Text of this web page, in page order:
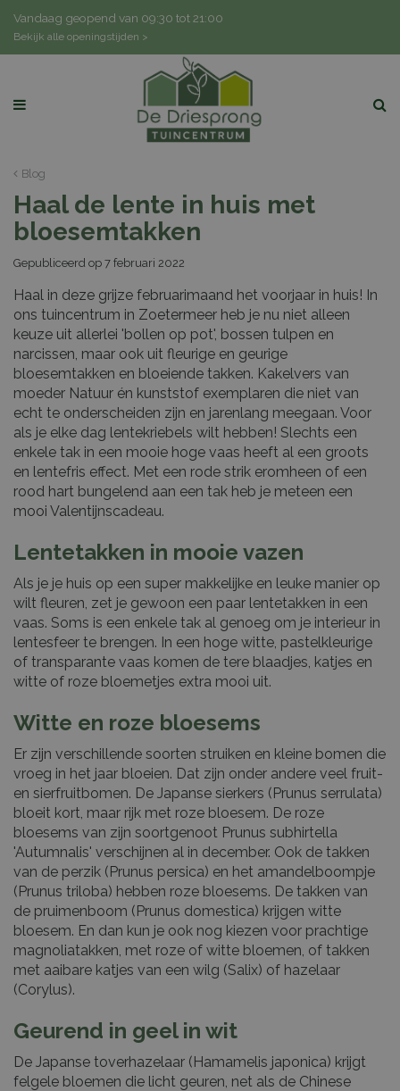
Blog
Vandaag geopend van 09:30 tot21:00
Bekijk alle openingstijden >
Haal de lente in huis met
bloesemtakken
Gepubliceerd op 7 februari 2022
Haal in deze grijze februarimaand het voorjaar in huis! In
ons tuincentrum in Zoetermeer heb je nu niet alleen
keuze uit allerlei 'bollen op pot', bossen tulpen en
narcissen, maar ook uit fleurige en geurige
bloesemtakken en bloeiende takken. Kakelvers van
moeder Natuur én kunststof exemplaren die niet van
echt te onderscheiden zijn en jarenlang meegaan. Voor
als je elke dag lentekriebels wilt hebben! Slechts een
enkele tak in een mooie hoge vaas heeft al een groots
en lentefris effect. Met een rode strik eromheen of een
rood hart bungelend aan een tak heb je meteen een
mooi Valentijnscadeau.
Lentetakken in mooie vazen
Als je je huis op een super makkelijke en leuke manier op
wilt fleuren, zet je gewoon een paar lentetakken in een
vaas. Soms is een enkele tak al genoeg om je interieur in
lentesfeer te brengen. In een hoge witte, pastelkleurige
of transparante vaas komen de tere blaadjes, katjes en
witte of roze bloemetjes extra mooi uit.
Witte en roze bloesems
Er zijn verschillende soorten struiken en kleine bomen die
vroeg in het jaar bloeien. Dat zijn onder andere veel fruit-
en sierfruitbomen. De Japanse sierkers (Prunus serrulata)
bloeit kort, maar rijk met roze bloesem. De roze
bloesems van zijn soortgenoot Prunus subhirtella
'Autumnalis' verschijnen al in december. Ook de takken
van de perzik (Prunus persica) en het amandelboompje
(Prunus triloba) hebben roze bloesems. De takken van
de pruimenboom (Prunus domestica) krijgen witte
bloesem. En dan kun je ook nog kiezen voor prachtige
magnoliatakken, met roze of witte bloemen, of takken
met aaibare katjes van een wilg (Salix) of hazelaar
(Corylus).
Geurend in geel in wit
De Japanse toverhazelaar (Hamamelis japonica) krijgt
felgele bloemen die licht geuren, net als de Chinese